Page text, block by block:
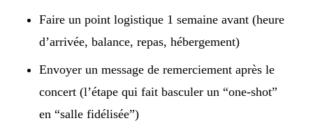
Faire un point logistique 1 semaine avant (heure
d’arrivée, balance, repas, hébergement)
Envoyer un message de remerciement après le
concert (l’étape qui fait basculer un “one-shot”
en “salle fidélisée”)